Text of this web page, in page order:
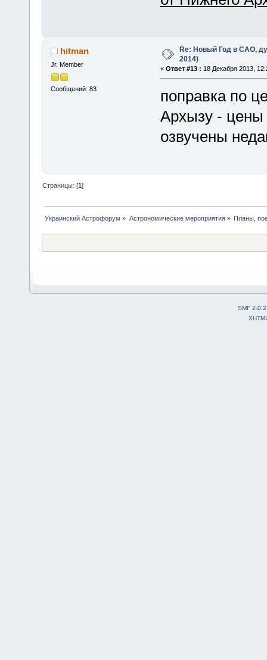
hitman
Jr. Member
Сообщений: 83
Re: Новый Год в САО,
2014)
« Ответ #13 : 18 Декабря 2013,
поправка по
Архызу - цены
озвучены
Страницы: [1]
Украинский Астрофорум » Астрономические мероприятия» Планы,
SMF 2.0.2